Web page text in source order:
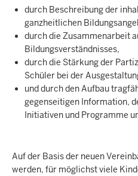
durch Beschreibung der
ganzheitlichen
durch die Zusammenarbeit
Bildungsverständnisses,
durch die Stärkung der
Schüler bei der
und durch den Aufbau
gegenseitigen Information,
Initiativen und Programme
Auf der Basis der neuen
werden, für möglichst viele